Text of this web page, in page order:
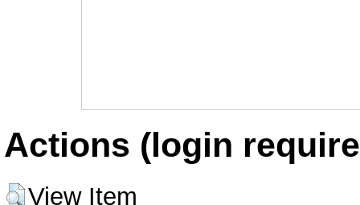
Actions (login
View Item